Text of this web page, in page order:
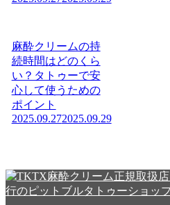
麻酔クリームの持
続時間はどのくら
い？タトゥーで安
心して使うための
ポイント
2025.09.272025.09.29